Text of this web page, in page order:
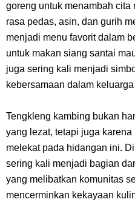
7 Fakta Gaban One Piece, Orang
Milik
Resep Roti Panggang, Sangat
Bersama
goreng untuk menambah cita
rasa pedas, asin, dan gurih
menjadi menu favorit dalam
untuk makan siang santai
juga sering kali menjadi
kebersamaan dalam
Tengkleng kambing bukan
yang lezat, tetapi juga
melekat pada hidangan ini.
sering kali menjadi bagian
yang melibatkan komunitas
mencerminkan kekayaan